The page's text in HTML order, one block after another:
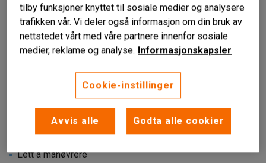
Liknende produkter
Mobil oppbevaringsløsning
Lett å manøvrere
tilby funksjoner knyttet til sosiale medier og analysere
trafikken vår. Vi deler også informasjon om din bruk av
nettstedet vårt med våre partnere innenfor sosiale
medier, reklame og analyse. Informasjonskapsler
Cookie-instillinger
Avvis alle Godta alle cookier